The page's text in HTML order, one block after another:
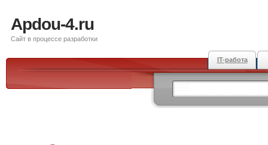
Apdou-4.ru
Сайт в процессе разработки
IT-работа